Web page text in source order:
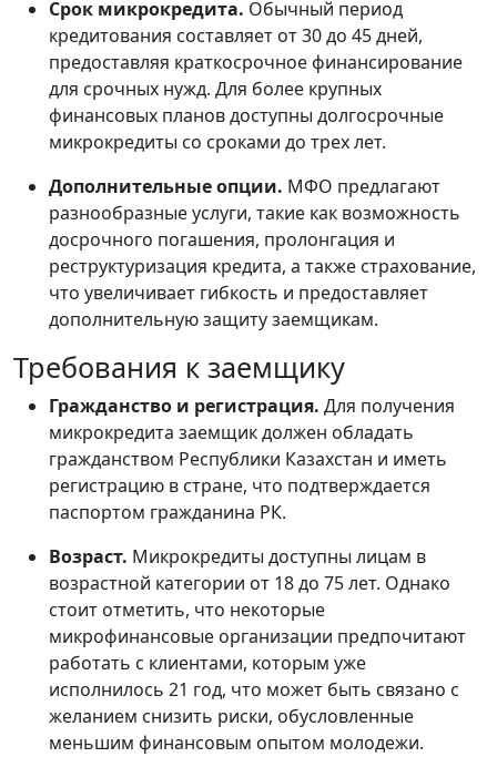
Срок микрокредита. Обычный период
кредитования составляет от 30 до 45 дней,
предоставляя краткосрочное финансирование
для срочных нужд. Для более крупных
финансовых планов доступны долгосрочные
микрокредиты со сроками до трех лет.
Дополнительные опции. МФО предлагают
разнообразные услуги, такие как возможность
досрочного погашения, пролонгация и
реструктуризация кредита, а также страхование,
что увеличивает гибкость и предоставляет
дополнительную защиту заемщикам.
Требования к заемщику
Гражданство и регистрация. Для получения
микрокредита заемщик должен обладать
гражданством Республики Казахстан и иметь
регистрацию в стране, что подтверждается
паспортом гражданина РК.
Возраст. Микрокредиты доступны лицам в
возрастной категории от 18 до 75 лет. Однако
стоит отметить, что некоторые
микрофинансовые организации предпочитают
работать с клиентами, которым уже
исполнилось 21 год, что может быть связано с
желанием снизить риски, обусловленные
меньшим финансовым опытом молодежи.